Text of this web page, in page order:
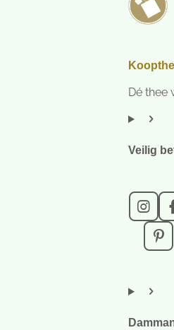
Dé thee
Veilig
I
n
t
m
e
P
i
e